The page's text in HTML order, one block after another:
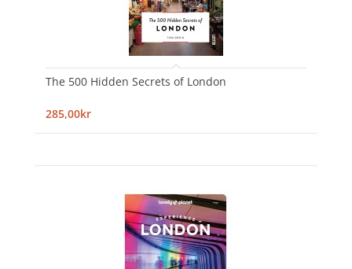
The 500 Hidden Secrets of London
285,00kr